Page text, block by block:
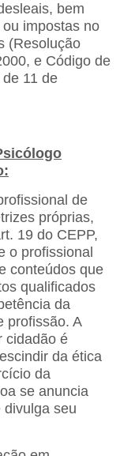
bem
impostas no
(Resolução
e Código de
11 de
de
próprias,
19 do CEPP,
o profissional
conteúdos que
qualificados
da
profissão. A
cidadão é
da ética
da
se anuncia
seu